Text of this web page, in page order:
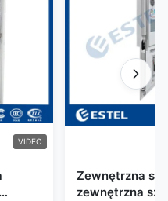
VIDEO
Zewnętrzna
zewnętrzna